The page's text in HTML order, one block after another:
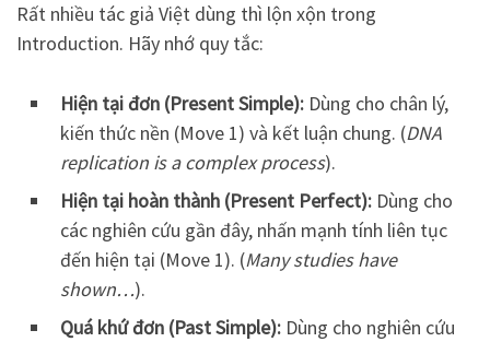
Rất nhiều tác giả Việt dùng thì lộn xộn trong
Introduction. Hãy nhớ quy tắc:
Hiện tại đơn (Present Simple): Dùng cho chân lý,
kiến thức nền (Move 1) và kết luận chung. (DNA
replication is a complex process).
Hiện tại hoàn thành (Present Perfect): Dùng cho
các nghiên cứu gần đây, nhấn mạnh tính liên tục
đến hiện tại (Move 1). (Many studies have
shown…).
Quá khứ đơn (Past Simple): Dùng cho nghiên cứu